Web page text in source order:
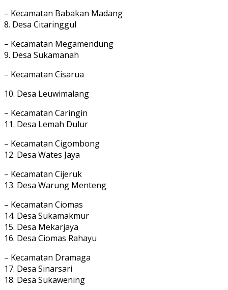
– Kecamatan Babakan Madang
8. Desa Citaringgul
– Kecamatan Megamendung
9. Desa Sukamanah
– Kecamatan Cisarua
10. Desa Leuwimalang
– Kecamatan Caringin
11. Desa Lemah Dulur
– Kecamatan Cigombong
12. Desa Wates Jaya
– Kecamatan Cijeruk
13. Desa Warung Menteng
– Kecamatan Ciomas
14. Desa Sukamakmur
15. Desa Mekarjaya
16. Desa Ciomas Rahayu
– Kecamatan Dramaga
17. Desa Sinarsari
18. Desa Sukawening